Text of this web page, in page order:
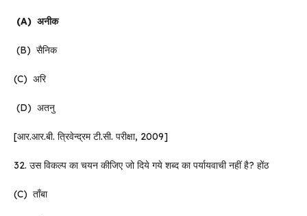
(A) अनीक
(B) सैनिक
(C) अरि
(D) अतनु
[आर.आर.बी. त्रिवेन्द्रम टी.सी. परीक्षा, 2009]
32. उस विकल्प का चयन कीजिए जो दिये गये शब्द का पर्यायवाची नहीं है? होंठ
(C) ताँबा